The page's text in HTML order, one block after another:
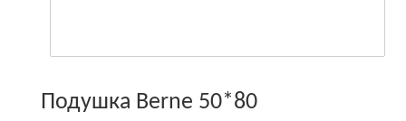
Подушка Berne 50*80